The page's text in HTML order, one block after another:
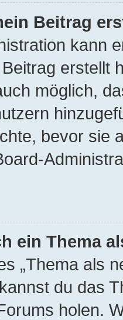
Beitrag
kann
erstellt
möglich,
bevor sie
ein Thema
„Thema als
du das
holen.